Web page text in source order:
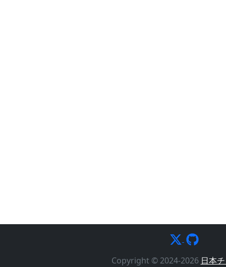
Copyright © 2024-2026 日本